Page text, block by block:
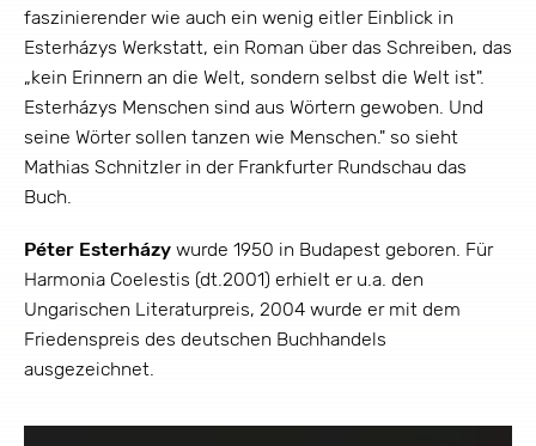
faszinierender wie auch ein wenig eitler Einblick in
Esterházys Werkstatt, ein Roman über das Schreiben, das
„kein Erinnern an die Welt, sondern selbst die Welt ist".
Esterházys Menschen sind aus Wörtern gewoben. Und
seine Wörter sollen tanzen wie Menschen." so sieht
Mathias Schnitzler in der Frankfurter Rundschau das
Buch.
Péter Esterházy wurde 1950 in Budapest geboren. Für
Harmonia Coelestis (dt.2001) erhielt er u.a. den
Ungarischen Literaturpreis, 2004 wurde er mit dem
Friedenspreis des deutschen Buchhandels
ausgezeichnet.